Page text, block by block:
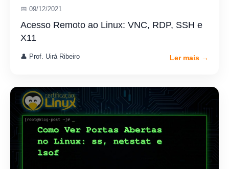
📅 09/12/2021
Acesso Remoto ao Linux: VNC, RDP, SSH e
X11
👤 Prof. Uirá Ribeiro Ler mais →